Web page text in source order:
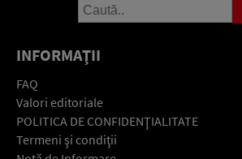
INFORMAŢII
FAQ
Valori editoriale
POLITICA DE CONFIDENŢIALITATE
Termeni şi condiţii